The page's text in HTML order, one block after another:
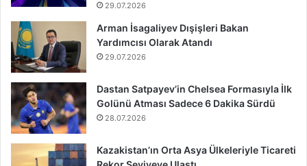
29.07.2026
Arman İsagaliyev Dışişleri Bakan
Yardımcısı Olarak Atandı
29.07.2026
Dastan Satpayev’in Chelsea Formasıyla İlk
Golünü Atması Sadece 6 Dakika Sürdü
28.07.2026
Kazakistan’ın Orta Asya Ülkeleriyle Ticareti